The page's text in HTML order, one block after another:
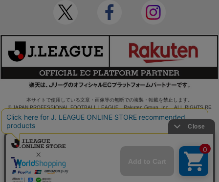
本サイトで使用している文章・画像等の無断での複製・転載を禁止します。
© JAPAN PROFESSIONAL FOOTBALL LEAGUE Rakuten Group, Inc. ALL RIGHTS RE
SERVED.